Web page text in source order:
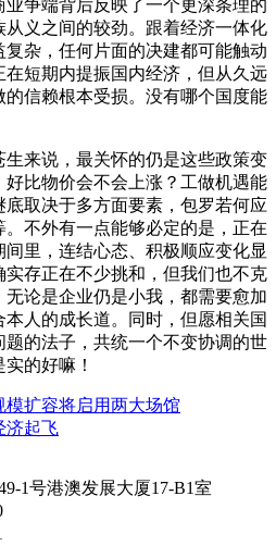
争端背后反映了一个更深条理的
义之间的较劲。跟着经济一体化
杂，任何片面的决建都可能触动
短期内提振国内经济，但从久远
信赖根本受损。没有哪个国度能
来说，最关怀的仍是这些政策变
比物价会不会上涨？工做机遇能
取决于多方面要素，包罗若何应
不外有一点能够必定的是，正在
里，连结心态、积极顺应变化显
存正在不少挑和，但我们也不克
论是企业仍是小我，都需要愈加
人的成长道。同时，但愿相关国
的法子，共统一个不变协调的世
的好嘛！
模扩容将启用两大场馆
济起飞
1号港澳发展大厦17-B1室